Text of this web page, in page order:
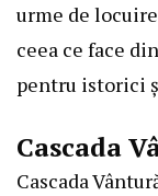
urme de
ceea ce face
pentru istorici
Cascada
Cascada